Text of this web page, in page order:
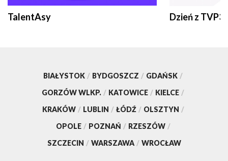
TalentAsy Dzień z TVP3
BIAŁYSTOK / BYDGOSZCZ / GDAŃSK /
GORZÓW WLKP. / KATOWICE / KIELCE /
KRAKÓW / LUBLIN / ŁÓDŹ / OLSZTYN /
OPOLE / POZNAŃ / RZESZÓW /
SZCZECIN / WARSZAWA / WROCŁAW